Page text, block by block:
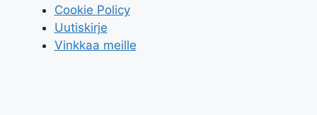
Cookie Policy
Uutiskirje
Vinkkaa meille